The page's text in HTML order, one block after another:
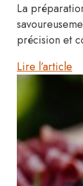
La
précision et
Lire l’article